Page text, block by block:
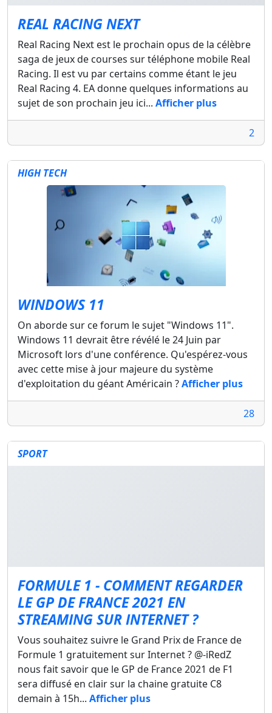
REAL RACING NEXT
Real Racing Next est le prochain opus de la célèbre
saga de jeux de courses sur téléphone mobile Real
Racing. Il est vu par certains comme étant le jeu
Real Racing 4. EA donne quelques informations au
sujet de son prochain jeu ici... Afficher plus
2
HIGH TECH
WINDOWS 11
On aborde sur ce forum le sujet "Windows 11".
Windows 11 devrait être révélé le 24 Juin par
Microsoft lors d'une conférence. Qu'espérez-vous
avec cette mise à jour majeure du système
d'exploitation du géant Américain ?Afficher plus
28
SPORT
FORMULE 1 - COMMENT REGARDER
LE GP DE FRANCE 2021 EN
STREAMING SUR INTERNET ?
Vous souhaitez suivre le Grand Prix de France de
Formule 1 gratuitement sur Internet ? @-iRedZ
nous fait savoir que le GP de France 2021 de F1
sera diffusé en clair sur la chaine gratuite C8
demain à 15h... Afficher plus